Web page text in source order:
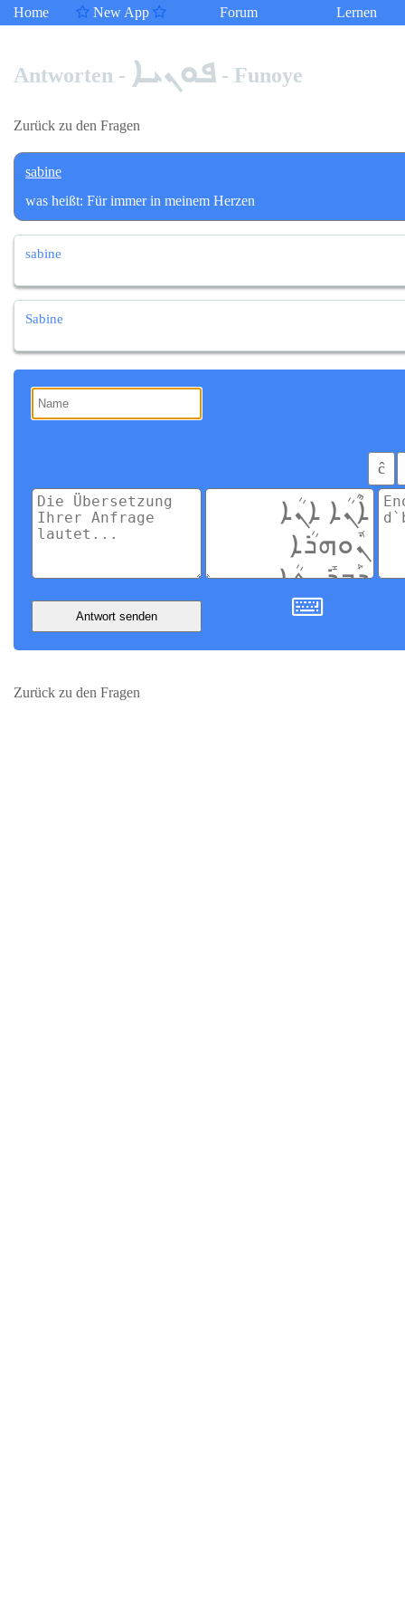
Home New App Forum Lernen
Antworten - ܦܘܢܝܐ - Funoye
Zurück zu den Fragen
sabine
was heißt: Für immer in meinem Herzen
sabine
Sabine
ĉ
Antwort senden
Zurück zu den Fragen